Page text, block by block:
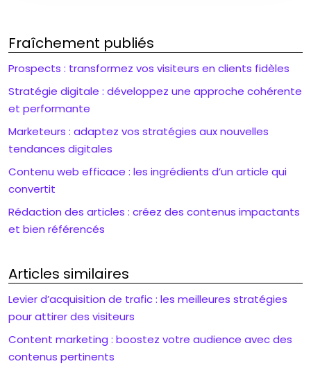
Fraîchement publiés
Prospects : transformez vos visiteurs en clients fidèles
Stratégie digitale : développez une approche cohérente
et performante
Marketeurs : adaptez vos stratégies aux nouvelles
tendances digitales
Contenu web efficace : les ingrédients d’un article qui
convertit
Rédaction des articles : créez des contenus impactants
et bien référencés
Articles similaires
Levier d’acquisition de trafic : les meilleures stratégies
pour attirer des visiteurs
Content marketing : boostez votre audience avec des
contenus pertinents